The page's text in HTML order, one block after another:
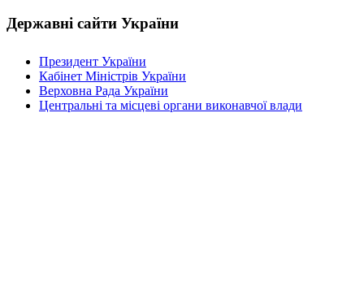
Державні сайти України
Президент України
Кабінет Міністрів України
Верховна Рада України
Центральні та місцеві органи виконавчої влади